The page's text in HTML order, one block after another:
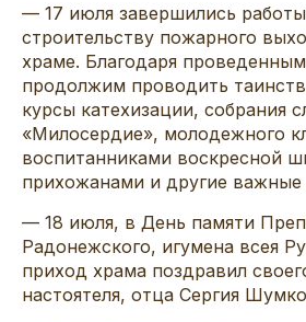
— 17 июля завершились
строительству пожарного
храме. Благодаря
продолжим проводить
курсы катехизации, собрания
«Милосердие», молодежного
воспитанниками воскресной
прихожанами и другие важные
— 18 июля, в День памяти
Радонежского, игумена всея
приход храма поздравил
настоятеля, отца Сергия